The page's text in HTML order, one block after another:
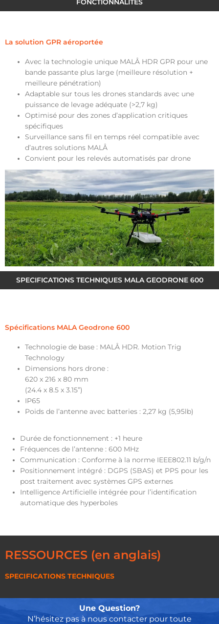
FONCTIONNALITES
La solution GPR aéroportée
Avec la technologie unique MALÅ HDR GPR pour une
bande passante plus large (meilleure résolution +
meilleure pénétration)
Adaptable sur tous les drones standards avec une
puissance de levage adéquate (>2,7 kg)
Optimisé pour des zones d’application critiques
spécifiques
Surveillance sans fil en temps réel compatible avec
d’autres solutions MALÅ
Convient pour les relevés automatisés par drone
SPECIFICATIONS TECHNIQUES MALA GEODRONE 600
Spécifications MALA Geodrone 600
Technologie de base : MALÅ HDR. Motion Trig
Technology
Dimensions hors drone :
620 x 216 x 80 mm
(24.4 x 8.5 x 3.15”)
IP65
Poids de l’antenne avec batteries : 2,27 kg (5,95lb)
Durée de fonctionnement : +1 heure
Fréquences de l’antenne : 600 MHz
Communication : Conforme à la norme IEEE802.11 b/g/n
Positionnement intégré : DGPS (SBAS) et PPS pour les
post traitement avec systèmes GPS externes
Intelligence Artificielle intégrée pour l’identification
automatique des hyperboles
RESSOURCES (en anglais)
SPECIFICATIONS TECHNIQUES
Une Question?
N’hésitez pas à nous contacter pour toute